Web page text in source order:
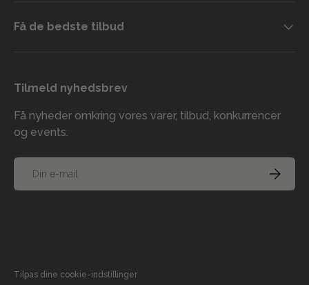
Få de bedste tilbud
Tilmeld nyhedsbrev
Få nyheder omkring vores varer, tilbud, konkurrencer
og events.
TILMELD
Tilpas dine cookie-indstillinger